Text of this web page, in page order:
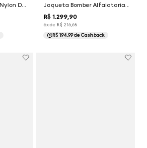
R$ 1.299 90
6x de R$ 216,65
R$ 194,99de Cashback